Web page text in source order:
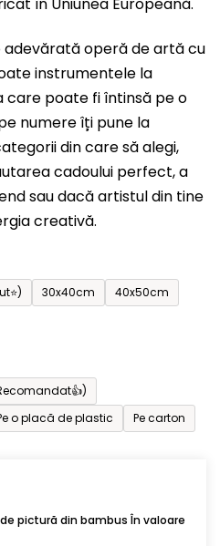
în Uniunea Europeană.
operă de artă cu
instrumentele la
care poate fi întinsă pe o
numere îți pune la
din care să alegi,
cadoului perfect, a
sau dacă artistul din tine
creativă.
30x40cm
40x50cm
o placă de plastic Pe carton
pictură din bambus În valoare